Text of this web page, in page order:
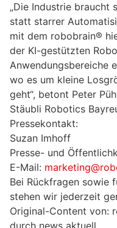
„Die Industrie braucht
statt starrer
mit dem robobrain®
der KI-gestützten
Anwendungsbereiche
wo es um kleine
geht“, betont Peter
Stäubli Robotics
Pressekontakt:
Suzan Imhoff
Presse- und
E-Mail:
Bei Rückfragen sowie
stehen wir jederzeit
Original-Content von: